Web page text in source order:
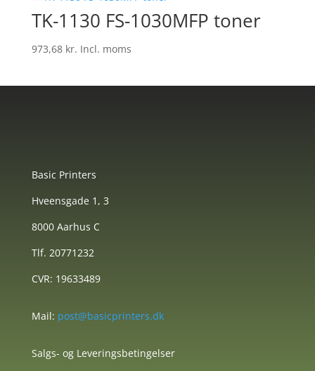
TK-1130 FS-1030MFP toner
973,68 kr. Incl. moms
Basic Printers
Hveensgade 1, 3
8000 Aarhus C
Tlf. 20771232
CVR: 19633489
Mail: post@basicprinters.dk
Salgs- og Leveringsbetingelser